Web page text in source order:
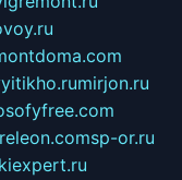
mirjon.ru
sp-or.ru